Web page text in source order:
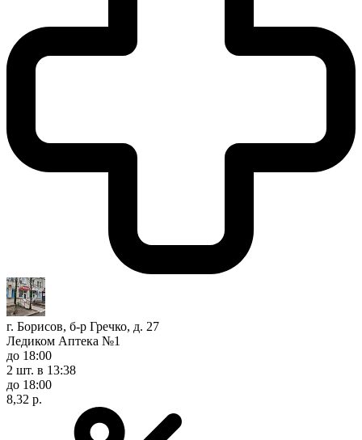
г. Борисов, б-р Гречко, д. 27
Ледиком Аптека №1
до 18:00
2 шт. в 13:38
до 18:00
8,32 р.